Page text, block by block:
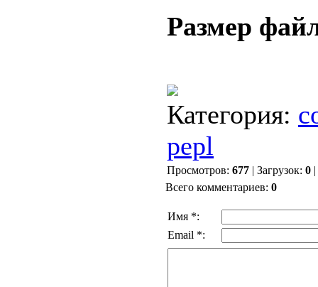
Размер
Категория:
pepl
Просмотров: 677 | Загрузок: 0 |
Всего комментариев: 0
Имя *:
Email *: